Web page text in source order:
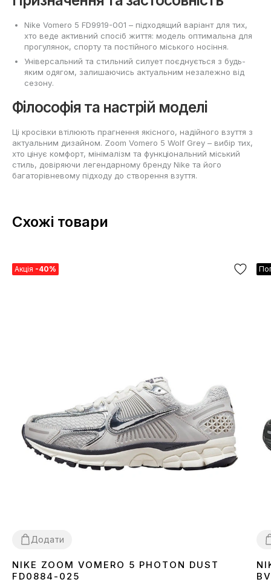
Nike Vomero 5 FD9919-001 – підходящий варіант для тих,
хто веде активний спосіб життя: модель оптимальна для
прогулянок, спорту та постійного міського носіння.
Універсальний та стильний силует поєднується з будь-
яким одягом, залишаючись актуальним незалежно від
сезону.
Філософія та настрій моделі
Ці кросівки втілюють прагнення якісного, надійного взуття з
актуальним дизайном. Zoom Vomero 5 Wolf Grey – вибір тих,
хто цінує комфорт, мінімалізм та функціональний міський
стиль, довіряючи легендарному бренду Nike та його
багаторівневому підходу до створення взуття.
Схожі товари
Акція -40%
Додати
3637 38394041
NIKE ZOOM VOMERO 5 PHOTON DUST
FD0884-025